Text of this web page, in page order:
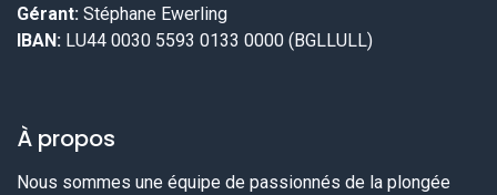
Gérant: Stéphane Ewerling
IBAN: LU44 0030 5593 0133 0000 (BGLLULL)
À propos
Nous sommes une équipe de passionnés de la plongée